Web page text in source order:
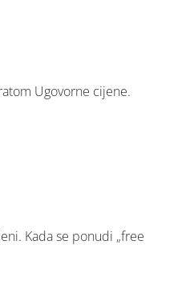
Ugovorne cijene.
Kada se ponudi „free